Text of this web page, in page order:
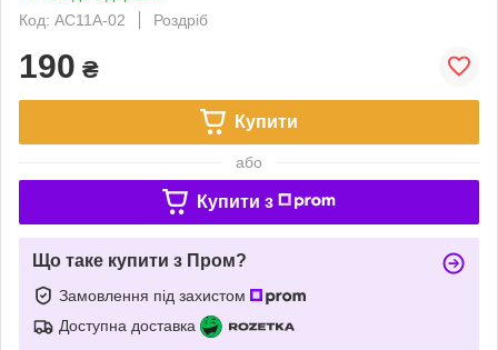
Код: AC11A-02
Роздріб
190 ₴
Купити
або
Купити з
Що таке купити з Пром?
Замовлення під захистом
Доступна доставка